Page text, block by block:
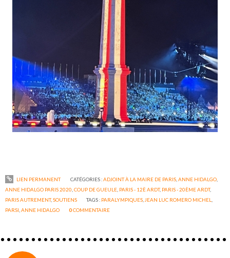
LIEN PERMANENT CATÉGORIES :ADJOINT À LA MAIRE DE PARIS, ANNE HIDALGO,
ANNE HIDALGO PARIS 2020 ,COUP DE GUEULE PARIS - 12È ARDT, PARIS - 20ÈME ARDT,
PARIS AUTREMENT,SOUTIENS TAGS : PARALYMPIQUES JEAN LUC ROMERO MICHEL
PARSI ,ANNE HIDALGO 0COMMENTAIRE